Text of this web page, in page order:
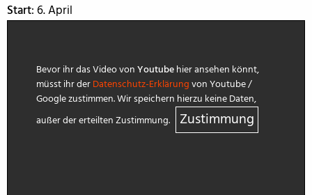
Start: 6. April
Bevor ihr das Video vonYoutubehier ansehen könnt,
müsst ihr derDatenschutz-Erklärungvon Youtube /
Google zustimmen. Wir speichern hierzu keine Daten,
außer der erteilten Zustimmung.
Zustimmung